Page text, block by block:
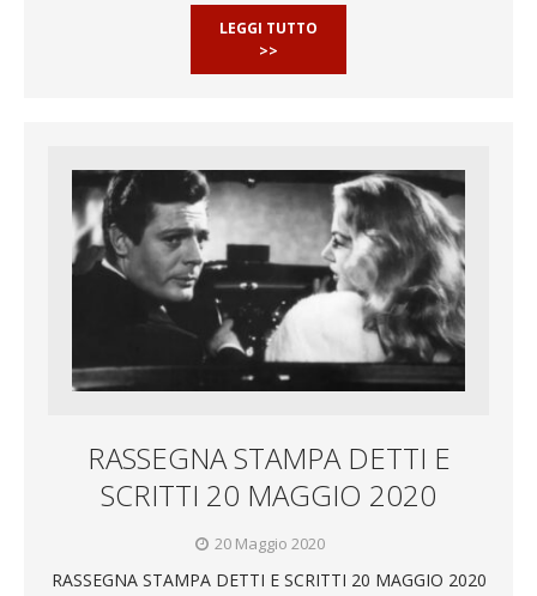
LEGGI TUTTO
>>
RASSEGNA STAMPA DETTI E
SCRITTI 20 MAGGIO 2020
20 Maggio 2020
RASSEGNA STAMPA DETTI E SCRITTI 20 MAGGIO 2020